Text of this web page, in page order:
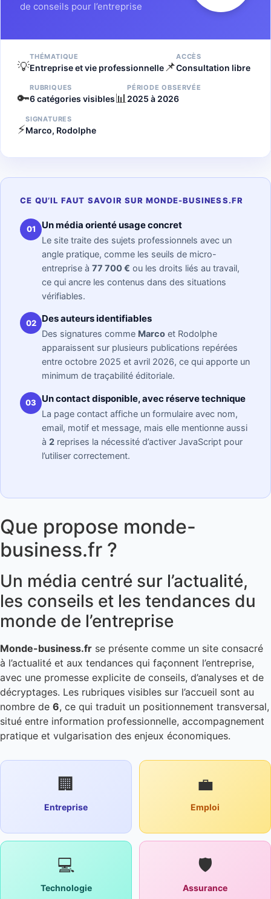
de conseils pour l’entreprise
💡
THÉMATIQUE
Entreprise et vie professionnelle📌
ACCÈS
Consultation libre
🔑
RUBRIQUES
6 catégories visibles📊
PÉRIODE OBSERVÉE
2025 à 2026
⚡
SIGNATURES
Marco, Rodolphe
CE QU’IL FAUT SAVOIR SUR MONDE-BUSINESS.FR
01 Un média orienté usage concret
Le site traite des sujets professionnels avec un
angle pratique, comme les seuils de micro-
entreprise à 77 700 € ou les droits liés au travail,
ce qui ancre les contenus dans des situations
vérifiables.
02 Des auteurs identifiables
Des signatures comme Marco et Rodolphe
apparaissent sur plusieurs publications repérées
entre octobre 2025 et avril 2026, ce qui apporte un
minimum de traçabilité éditoriale.
03 Un contact disponible, avec réserve technique
La page contact affiche un formulaire avec nom,
email, motif et message, mais elle mentionne aussi
à 2 reprises la nécessité d’activer JavaScript pour
l’utiliser correctement.
Que propose monde-
business.fr ?
Un média centré sur l’actualité,
les conseils et les tendances du
monde de l’entreprise
Monde-business.fr se présente comme un site consacré
à l’actualité et aux tendances qui façonnent l’entreprise,
avec une promesse explicite de conseils, d’analyses et de
décryptages. Les rubriques visibles sur l’accueil sont au
nombre de 6, ce qui traduit un positionnement transversal,
situé entre information professionnelle, accompagnement
pratique et vulgarisation des enjeux économiques.
🏢
Entreprise
💼
Emploi
💻
Technologie
🛡️
Assurance